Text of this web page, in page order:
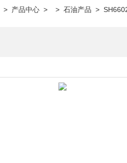
> 产品中心 > >石油产品 >